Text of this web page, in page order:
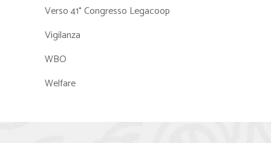
Verso 41° Congresso Legacoop
Vigilanza
WBO
Welfare